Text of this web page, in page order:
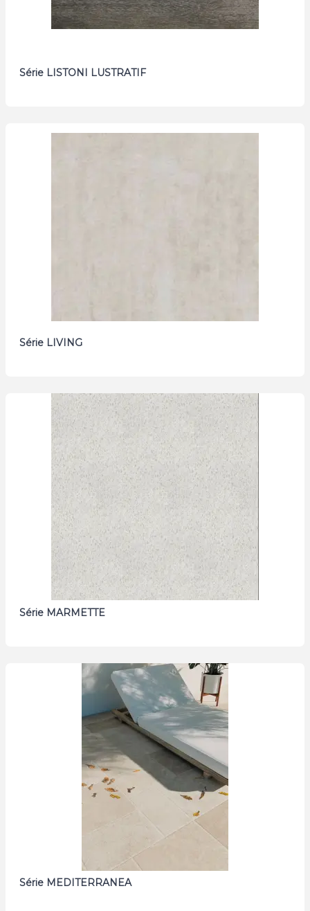
Série LISTONI LUSTRATIF
Série LIVING
Série MARMETTE
Série MEDITERRANEA